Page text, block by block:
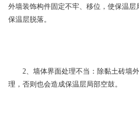
外墙装饰构件固定不牢、移位，使保温
保温层脱落。
2、墙体界面处理不当：除黏土砖墙外
理，否则也会造成保温层局部空鼓。